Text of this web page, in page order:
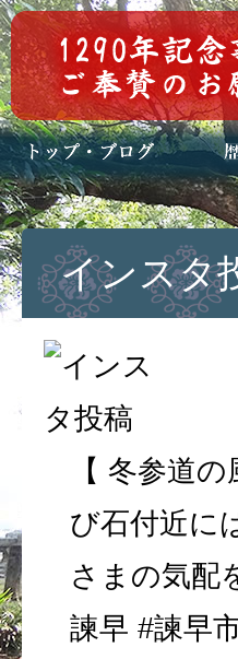
トップページ
ブログ(日々八百万)
お知らせ一覧 歴史
年中
メデ
インスタ
【 冬参道
び石付近に
さまの気配
諫早 #諫早